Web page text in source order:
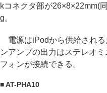
kコネクタ部が26×8×22mm(
g。
電源はiPodから供給される
ンアンプの出力はステレオ
フォンが接続できる。
■ AT-PHA10